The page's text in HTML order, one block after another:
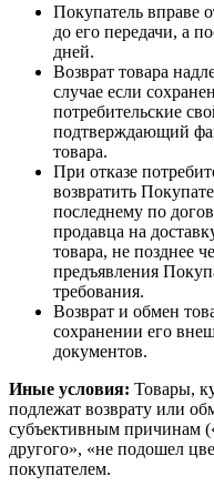
Покупатель вправе
до его передачи, а
дней.
Возврат товара
случае если
потребительские
подтверждающий
товара.
При отказе
возвратить
последнему по
продавца на
товара, не позднее
предъявления
требования.
Возврат и обмен
сохранении его
документов.
Иные условия: Товары,
подлежат возврату или
субъективным причинам
другого», «не подошел
покупателем.